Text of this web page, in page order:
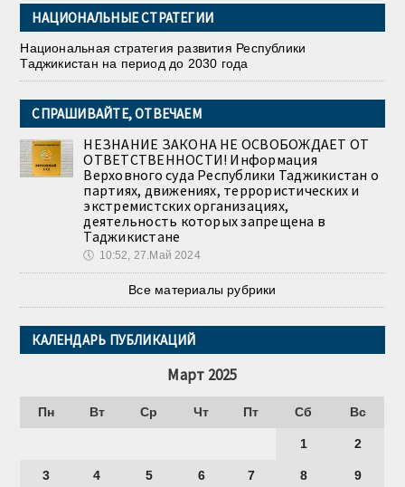
НАЦИОНАЛЬНЫЕ СТРАТЕГИИ
Национальная стратегия развития Республики
Таджикистан на период до 2030 года
СПРАШИВАЙТЕ, ОТВЕЧАЕМ
НЕЗНАНИЕ ЗАКОНА НЕ ОСВОБОЖДАЕТ ОТ
ОТВЕТСТВЕННОСТИ! Информация
Верховного суда Республики Таджикистан о
партиях, движениях, террористических и
экстремистских организациях,
деятельность которых запрещена в
Таджикистане
🕔 10:52, 27.Май 2024
Все материалы рубрики
КАЛЕНДАРЬ ПУБЛИКАЦИЙ
Март 2025
Пн Вт Ср Чт Пт Сб Вс
1 2
3 4 5 6 7 8 9